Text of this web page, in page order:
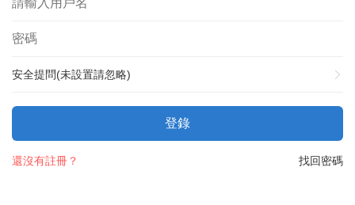
安全提問(未設置請忽略)
登錄
找回密碼
還沒有註冊？